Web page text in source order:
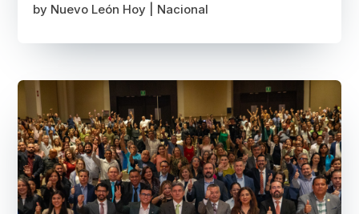
by Nuevo León Hoy Nacional